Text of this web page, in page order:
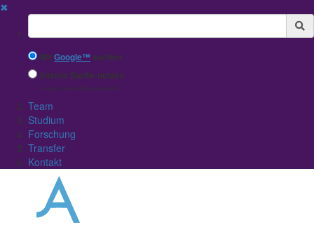
✖
Suchbegriff
MitGoogle™ suchen
Interne Suche nutzen
(eingeschränkte Ergebnisqualität)
Team
Studium
Forschung
Transfer
Kontakt